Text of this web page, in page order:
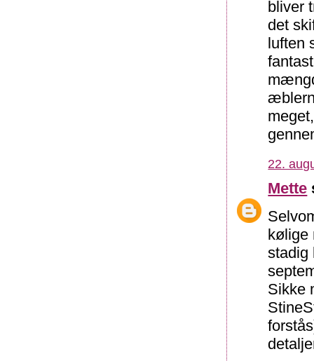
bliver
det
luften
22.
Mette
kølige
stadig
Sikke